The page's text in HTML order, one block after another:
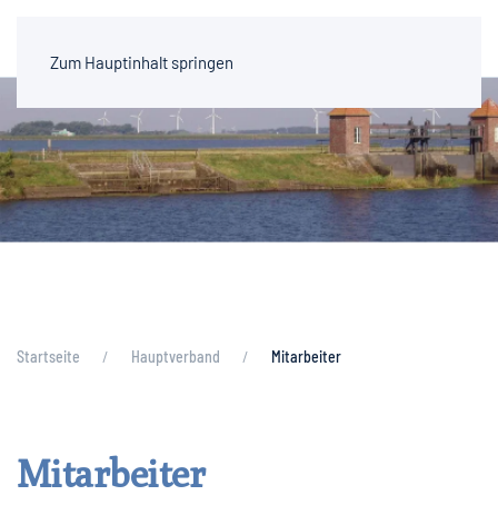
Zum Hauptinhalt springen
Startseite Hauptverband Mitarbeiter
Mitarbeiter